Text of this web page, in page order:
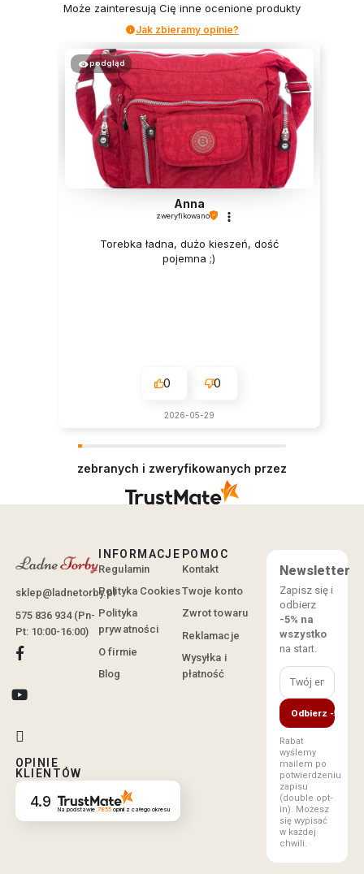
Może zainteresują Cię inne ocenione produkty
Jak zbieramy opinie?
podgląd
Anna
zweryfikowano
Torebka ładna, dużo kieszeń, dość
pojemna ;)
0 0
2026-05-29
zebranych i zweryfikowanych przez
sklep@ladnetorby.pl
575 836 934 (Pn-
Pt: 10:00-16:00)
OPINIE
KLIENTÓW
4.9 Na podstawie 7855opinii z całego okresu
INFORMACJE
Regulamin
Polityka Cookies
Polityka
prywatności
O firmie
Blog
POMOC
Kontakt
Twoje konto
Zwrot towaru
Reklamacje
Wysyłka i
płatność
Newsletter
Zapisz się i
odbierz
-5% na
wszystko
na start.
Odbierz -5%
Rabat
wyślemy
mailem po
potwierdzeniu
zapisu
(double opt-
in). Możesz
się wypisać
w każdej
chwili.